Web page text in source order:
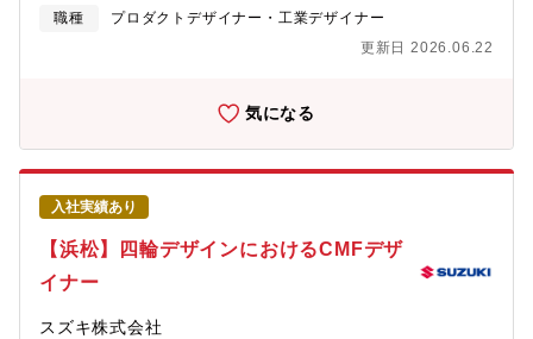
ことができます。ご自身のデザイン能力が優れていることはもち
ろんですが、会社の定める英語能力や素質などの条件が揃えば、
分、個の成長・やりがいにつながります。また新たなチャレンジ
ではの仕事のやりがい≫デザインの狙いを実現するために多くの
際、デザイナー達との切磋琢磨はもちろんのこと、設計や生産技
術担当との交渉、経営陣へのプレゼンテーションなどを通して製
品開発に深く関与し、世界中の方々に価値ある製品を届ける、デ
ザイナーとしてものづくりの醍醐味を味わえる環境です。≪必須
連のデザイン開発業務を担当していただきます。≪採用背景≫こ
成長したデザイナーでは持ちえない、外部からの視点を期待して
した外部からの視点で活発な意見を求めています。≪部門のミッ
ション、ビジョン≫スズキの四輪デザイン部が目指している事
は、期待を超えるデザインです！それを称して「凸するデザイ
ン」と呼んでいます。お客様に「おっ、コレ！コレ！」と共感い
ただけるお客様の期待を超えた凸するデザインを発信していきた
いと日々考えています。≪配属部署≫・配属される部門名称：商
品企画本部 四輪デザイン部・配属拠点：マリン開発拠点湖西市
新居・就業時間：8:45~17:30・フレックス適用：有・在宅勤務利
用状況：業務によって調整可≪入社後の教育体制/フォロー体制
況に応じて、社内外の研修に受講いただくことも可能です。社内
職種
プロダクトデザイナー・工業デザイナー
更新日 2026.06.22
気になる
入社実績あり
【浜松】四輪デザインにおけるCMFデザ
イナー
スズキ株式会社